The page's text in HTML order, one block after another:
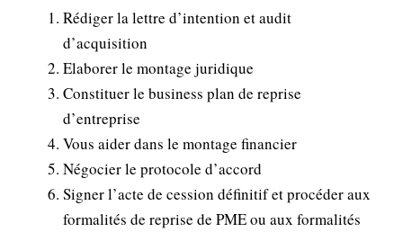
Rédiger la lettre d’intention et audit
d’acquisition
Elaborer le montage juridique
Constituer le business plan de reprise
d’entreprise
Vous aider dans le montage financier
Négocier le protocole d’accord
Signer l’acte de cession définitif et procéder aux
formalités de reprise de PME ou aux formalités